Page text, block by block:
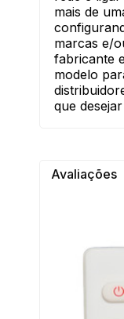
mais de
marcas e/
fabricante
modelo
que
Avaliações